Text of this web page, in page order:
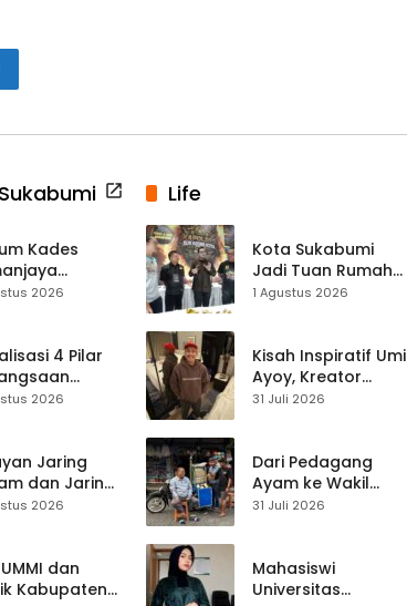
Kades
Kasus
Calon
Diperketat
2026
4 Pilar
di
2026
Jaring
dan Jaring
2026
UMMI dan
Kabupaten
Life
Kota Sukabumi
Jadi Tuan Rumah
Kontes Batu Akik
1 Agustus 2026
Kisah Inspiratif Umi
Ayoy, Kreator
TikTok Asal
Live Streaming
31 Juli 2026
Dari Pedagang
Ayam ke Wakil
Ketua DPRD, H.
Pasar Cisaat
31 Juli 2026
Mahasiswi
Universitas